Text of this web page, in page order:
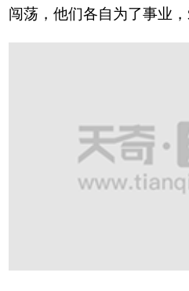
闯荡，他们各自为了事业